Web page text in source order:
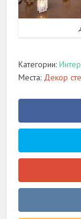
Категории:
Места: Декор